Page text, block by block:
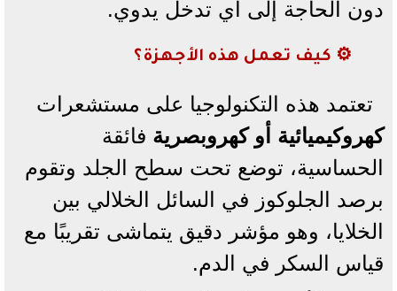
دون الحاجة إلى أي تدخل يدوي.
⚙️ كيف تعمل هذه الأجهزة؟
تعتمد هذه التكنولوجيا على مستشعرات
كهروكيميائية أو كهروبصرية فائقة
الحساسية، توضع تحت سطح الجلد وتقوم
برصد الجلوكوز في السائل الخلالي بين
الخلايا، وهو مؤشر دقيق يتماشى تقريبًا مع
قياس السكر في الدم.